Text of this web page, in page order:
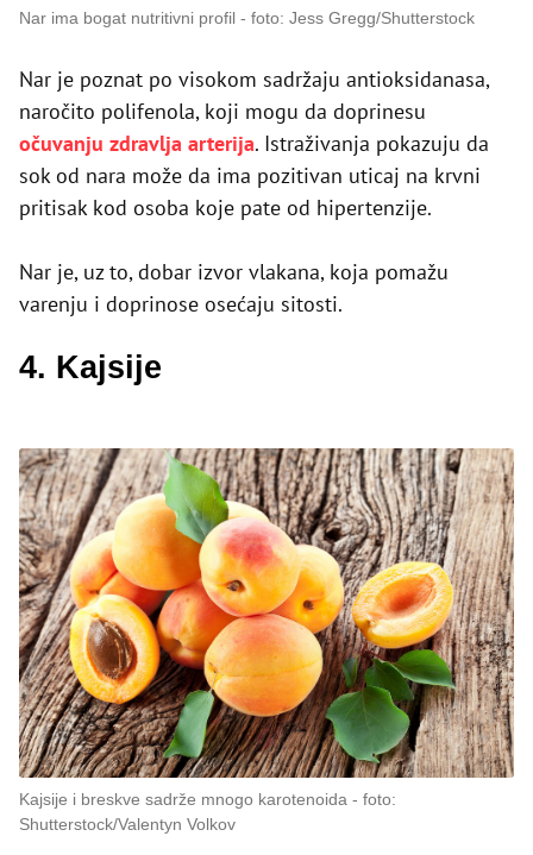
Nar ima bogat nutritivni profil foto: Jess Gregg/Shutterstock
Nar je poznat po visokom sadržaju antioksidanasa,
naročito polifenola, koji mogu da doprinesu
očuvanju zdravlja arterija. Istraživanja pokazuju da
sok od nara može da ima pozitivan uticaj na krvni
pritisak kod osoba koje pate od hipertenzije.
Nar je, uz to, dobar izvor vlakana, koja pomažu
varenju i doprinose osećaju sitosti.
4. Kajsije
Kajsije i breskve sadrže mnogo karotenoida
foto:
Shutterstock/Valentyn Volkov